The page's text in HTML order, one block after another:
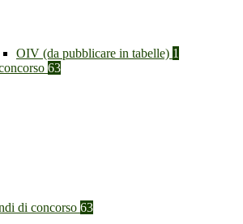
OIV (da pubblicare in tabelle) 1
63
di concorso 63